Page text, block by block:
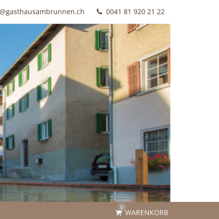
0041 81 920 21 22
0
WARENKORB